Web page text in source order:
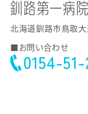
釧路第一病院
北海道釧路市鳥取
■お問い合わせ
0154-51-